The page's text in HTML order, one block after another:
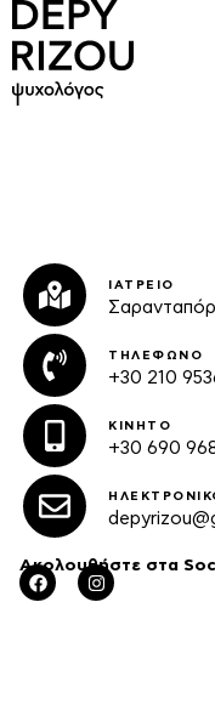
ΙΑΤΡΕΙΟ
ΤΗΛΕΦΩΝΟ
+30 210
ΚΙΝΗΤΟ
+30 690
Ακολουθήστε στα